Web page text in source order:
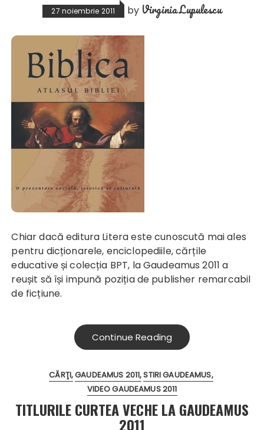
27 noiembrie 2011 by Virginia Lupulescu
Chiar dacă editura Litera este cunoscută mai ales
pentru dicționarele, enciclopediile, cărțile
educative și colecția BPT, la Gaudeamus 2011 a
reușit să își impună poziția de publisher remarcabil
de ficțiune.
Continue Reading
CĂRŢI GAUDEAMUS 2011 STIRI GAUDEAMUS
VIDEO GAUDEAMUS 2011
TITLURILE CURTEA VECHE LA GAUDEAMUS
2011